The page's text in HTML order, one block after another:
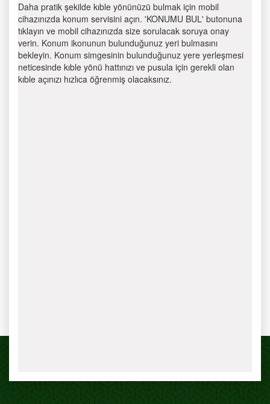
Daha pratik şekilde kıble yönünüzü bulmak için mobil
cihazınızda konum servisini açın. 'KONUMU BUL' butonuna
tıklayın ve mobil cihazınızda size sorulacak soruya onay
verin. Konum ikonunun bulunduğunuz yeri bulmasını
bekleyin. Konum simgesinin bulunduğunuz yere yerleşmesi
neticesinde kıble yönü hattınızı ve pusula için gerekli olan
kıble açınızı hızlıca öğrenmiş olacaksınız.